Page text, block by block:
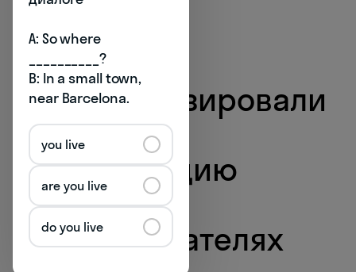
Мы
проанализировали
всю
информацию
о наших
преподавателях
A: So where
__________?
B: In a small town,
near Barcelona.
you live
are you live
do you live